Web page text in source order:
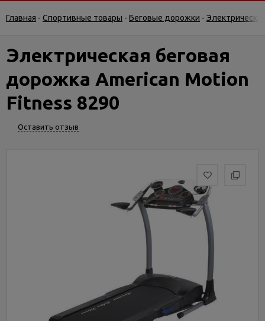
Гарантия
возврат
Услуги
и
сервис
Главная - Спортивные товары - Беговые дорожки -
Электрическая беговая
дорожка American Motion
Fitness 8290
Оставить отзыв